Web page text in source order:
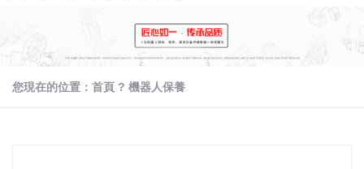
您現在的位置： 首頁 ? 機器人保養